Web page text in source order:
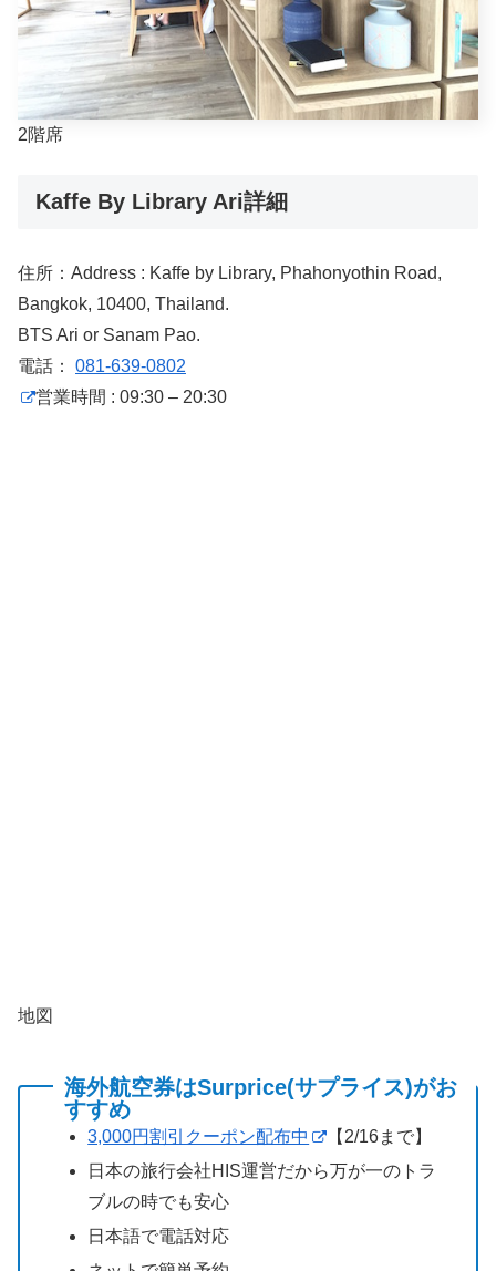
2階席
Kaffe By Library Ari詳細
住所：Address : Kaffe by Library, Phahonyothin Road,
Bangkok, 10400, Thailand.
BTS Ari or Sanam Pao.
電話：
081-639-0802
営業時間 : 09:30 – 20:30
地図
海外航空券はSurprice(サプライス)がお
すすめ
3,000円割引クーポン配布中
【2/16まで】
日本の旅行会社HIS運営だから万が一のトラ
ブルの時でも安心
日本語で電話対応